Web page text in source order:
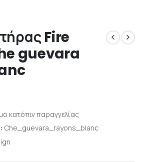
Fire
guevara
κατόπιν παραγγελίας
Che_guevara_rayons_blanc